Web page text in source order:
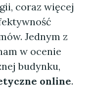
coraz więcej
Jednym z
w ocenie
budynku,
online.